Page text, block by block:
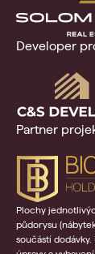
Developer
Partner
Plochy
půdorysu
součástí